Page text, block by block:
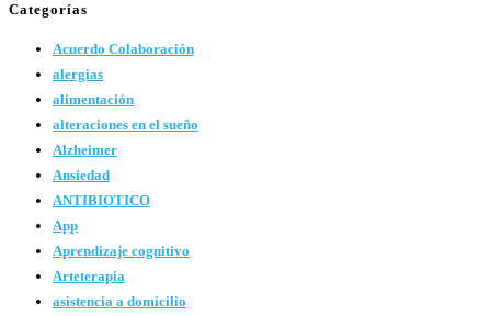
Categorías
Acuerdo Colaboración
alergias
alimentación
alteraciones en el sueño
Alzheimer
Ansiedad
ANTIBIOTICO
App
Aprendizaje cognitivo
Arteterapia
asistencia a domicilio